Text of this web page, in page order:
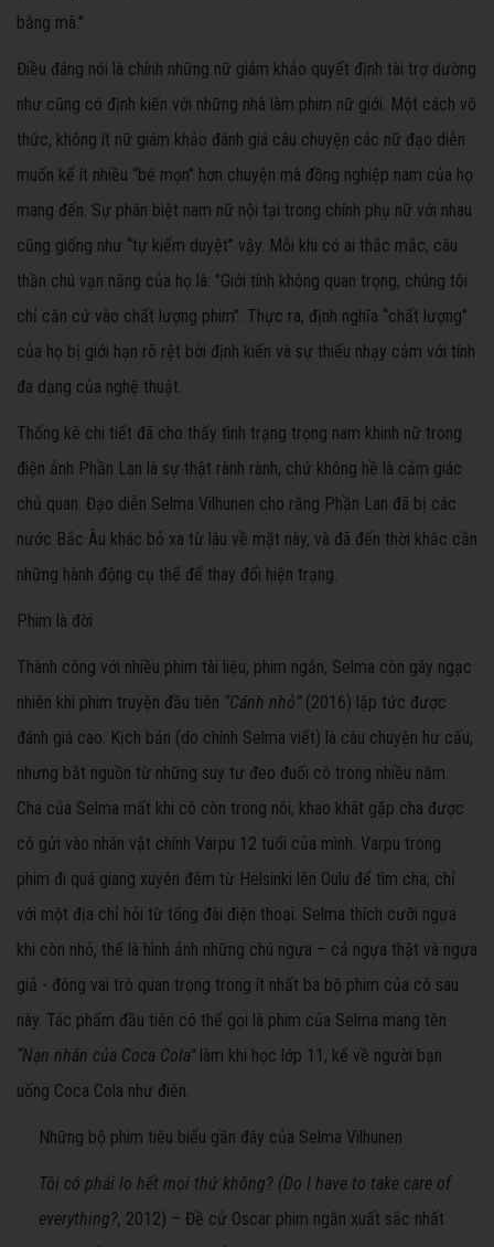
bằng mà."
Điều đáng nói là chính những nữ giám khảo quyết định tài trợ dường
như cũng có định kiến với những nhà làm phim nữ giới. Một cách vô
thức, không ít nữ giám khảo đánh giá câu chuyện các nữ đạo diễn
muốn kể ít nhiều “bé mọn” hơn chuyện mà đồng nghiệp nam của họ
mang đến. Sự phân biệt nam nữ nội tại trong chính phụ nữ với nhau
cũng giống như “tự kiểm duyệt” vậy. Mỗi khi có ai thắc mắc, câu
thần chú vạn năng của họ là: "Giới tính không quan trọng, chúng tôi
chỉ căn cứ vào chất lượng phim". Thực ra, định nghĩa “chất lượng”
của họ bị giới hạn rõ rệt bởi định kiến và sự thiếu nhạy cảm với tính
đa dạng của nghệ thuật.
Thống kê chi tiết đã cho thấy tình trạng trọng nam khinh nữ trong
điện ảnh Phần Lan là sự thật rành rành, chứ không hề là cảm giác
chủ quan. Đạo diễn Selma Vilhunen cho rằng Phần Lan đã bị các
nước Bắc Âu khác bỏ xa từ lâu về mặt này, và đã đến thời khắc cần
những hành động cụ thể để thay đổi hiện trạng.
Phim là đời
Thành công với nhiều phim tài liệu, phim ngắn, Selma còn gây ngạc
nhiên khi phim truyện đầu tiên “Cánh nhỏ”(2016) lập tức được
đánh giá cao. Kịch bản (do chính Selma viết) là câu chuyện hư cấu,
nhưng bắt nguồn từ những suy tư đeo đuổi cô trong nhiều năm.
Cha của Selma mất khi cô còn trong nôi, khao khát gặp cha được
cô gửi vào nhân vật chính Varpu 12 tuổi của mình. Varpu trong
phim đi quá giang xuyên đêm từ Helsinki lên Oulu để tìm cha, chỉ
với một địa chỉ hỏi từ tổng đài điện thoại. Selma thích cưỡi ngựa
khi còn nhỏ, thế là hình ảnh những chú ngựa – cả ngựa thật và ngựa
giả - đóng vai trò quan trọng trong ít nhất ba bộ phim của cô sau
này. Tác phẩm đầu tiên có thể gọi là phim của Selma mang tên
“Nạn nhân của Coca Cola”làm khi học lớp 11, kể về người bạn
uống Coca Cola như điên.
Những bộ phim tiêu biểu gần đây của Selma Vilhunen
Tôi có phải lo hết mọi thứ không? (Do I have to take care of
everything?, 2012) – Đề cử Oscar phim ngắn xuất sắc nhất